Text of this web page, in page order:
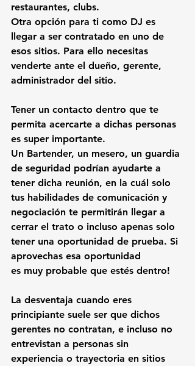
restaurantes, clubs.
Otra opción para ti como DJ es
llegar a ser contratado en uno de
esos sitios. Para ello necesitas
venderte ante el dueño, gerente,
administrador del sitio.
Tener un contacto dentro que te
permita acercarte a dichas personas
es super importante.
Un Bartender, un mesero, un guardia
de seguridad podrían ayudarte a
tener dicha reunión, en la cuál solo
tus habilidades de comunicación y
negociación te permitirán llegar a
cerrar el trato o incluso apenas solo
tener una oportunidad de prueba. Si
aprovechas esa oportunidad
es muy probable que estés dentro!
La desventaja cuando eres
principiante suele ser que dichos
gerentes no contratan, e incluso no
entrevistan a personas sin
experiencia o trayectoria en sitios